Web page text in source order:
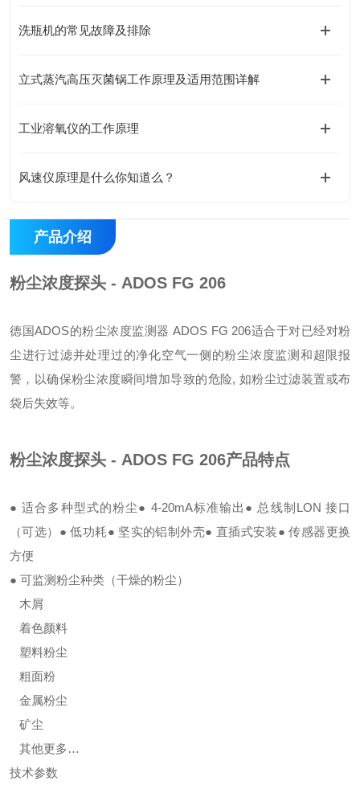
洗瓶机的常见故障及排除
立式蒸汽高压灭菌锅工作原理及适用范围详解
工业溶氧仪的工作原理
风速仪原理是什么你知道么？
产品介绍
粉尘浓度探头 - ADOS FG 206
德国ADOS的粉尘浓度监测器 ADOS FG 206适合于对已经对粉
尘进行过滤并处理过的净化空气一侧的粉尘浓度监测和超限报
警，以确保粉尘浓度瞬间增加导致的危险, 如粉尘过滤装置或布
袋后失效等。
粉尘浓度探头 - ADOS FG 206产品特点
● 适合多种型式的粉尘● 4-20mA标准输出 ● 总线制LON 接口
（可选） ● 低功耗● 坚实的铝制外壳● 直插式安装● 传感器更换
方便
● 可监测粉尘种类（干燥的粉尘）
木屑
着色颜料
塑料粉尘
粗面粉
金属粉尘
矿尘
其他更多…
技术参数